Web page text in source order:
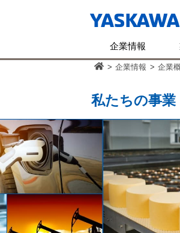
企業情報
> 企業情報 > 企業
私たちの事業